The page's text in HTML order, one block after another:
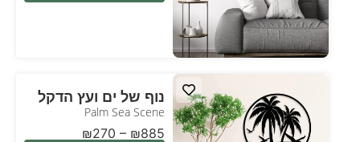
נוף של ים ועץ הדקל
Palm Sea Scene
₪270 – ₪885